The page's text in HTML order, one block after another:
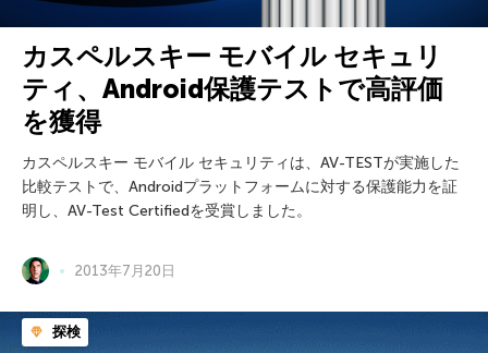
カスペルスキー モバイル セキュリ
ティ、Android保護テストで高評価
を獲得
カスペルスキー モバイル セキュリティは、AV-TESTが実施した
比較テストで、Androidプラットフォームに対する保護能力を証
明し、AV-Test Certifiedを受賞しました。
2013年7月20日
探検